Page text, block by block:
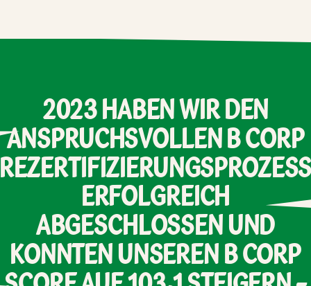
2023HABENWIRDEN
ANSPRUCHSVOLLENBCORP
ERFOLGREICH
ABGESCHLOSSENUND
KONNTENUNSERENBCORP